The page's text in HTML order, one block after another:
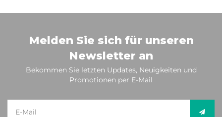
Melden Sie sich für unseren
Newsletter an
Bekommen Sie letzten Updates, Neuigkeiten und
Promotionen per E-Mail